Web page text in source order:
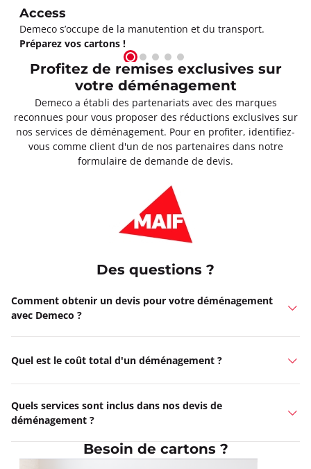
Access
Demeco s’occupe de la manutention et du transport.
Préparez vos cartons !
Profitez de remises exclusives sur
votre déménagement
Demeco a établi des partenariats avec des marques
reconnues pour vous proposer des réductions exclusives sur
nos services de déménagement. Pour en profiter, identifiez-
vous comme client d'un de nos partenaires dans notre
formulaire de demande de devis.
Des questions ?
Comment obtenir un devis pour votre déménagement
avec Demeco ?
Quel est le coût total d'un déménagement ?
Quels services sont inclus dans nos devis de
déménagement ?
Besoin de cartons ?